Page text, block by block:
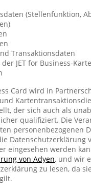
(Stellenfunktion,
Transaktionsdaten
JET for Business-Karte
Card wird in
der sich auch als
qualifiziert. Die
personenbezogenen
Datenschutzerklärung
eingesehen werden
von Adyen, und wir
zu lesen, da